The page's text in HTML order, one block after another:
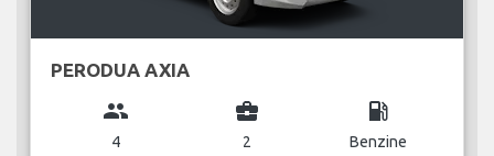
PERODUA AXIA
group
4
business_center
2
local_gas_station
Benzine